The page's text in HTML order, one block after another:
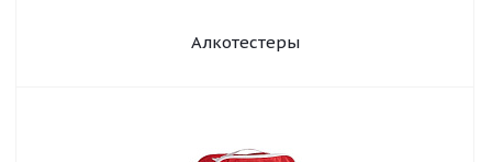
Алкотестеры